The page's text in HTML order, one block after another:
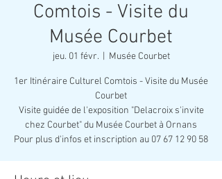
Comtois - Visite du
Musée Courbet
jeu. 01 févr.
  |
Musée Courbet
1er Itinéraire Culturel Comtois - Visite du Musée
Courbet
Visite guidée de l'exposition "Delacroix s'invite
chez Courbet" du Musée Courbet à Ornans
Pour plus d'infos et inscription au 07 67 12 90 58